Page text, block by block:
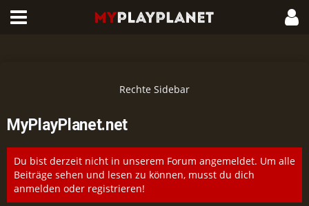
MyPlayPlanet.net
Du bist derzeit nicht in unserem Forum angemeldet. Um alle
Beiträge sehen und lesen zu können, musst du dich
anmelden oder registrieren!